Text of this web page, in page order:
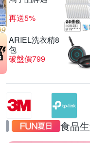
再送5%
ARIEL洗衣精8
包
破盤價799
食品